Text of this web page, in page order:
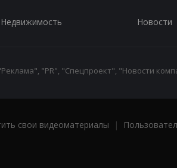
Недвижимость Новости
"PR", "Спецпроект", "Новости
свои видеоматериалы |